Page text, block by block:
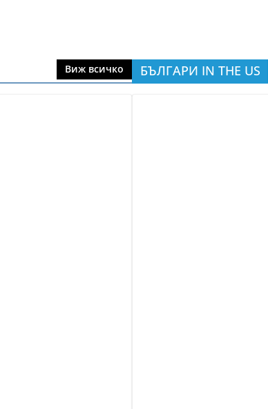
Виж всичко БЪЛГАРИ IN THE US